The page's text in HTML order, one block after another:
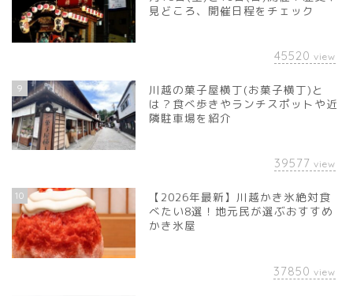
見どころ、開催日程をチェック
45520 view
9
川越の菓子屋横丁(お菓子横丁)と
は？食べ歩きやランチスポットや近
隣駐車場を紹介
39577 view
10
【2026年最新】川越かき氷絶対食
べたい8選！地元民が選ぶおすすめ
かき氷屋
37850 view